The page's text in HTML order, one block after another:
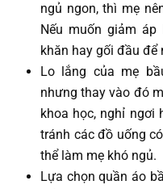
ngủ ngon, thì mẹ
Nếu muốn giảm
khăn hay gối đầu để
Lo lắng của mẹ
nhưng thay vào đó
khoa học, nghỉ ngơi
tránh các đồ uống
thể làm mẹ khó ngủ.
Lựa chọn quần áo